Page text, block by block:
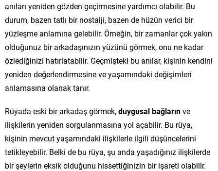
anıları yeniden gözden geçirmesine yardımcı olabilir. Bu
durum, bazen tatlı bir nostalji, bazen de hüzün verici bir
yüzleşme anlamına gelebilir. Örneğin, bir zamanlar çok yakın
olduğunuz bir arkadaşınızın yüzünü görmek, onu ne kadar
özlediğinizi hatırlatabilir. Geçmişteki bu anılar, kişinin kendini
yeniden değerlendirmesine ve yaşamındaki değişimleri
anlamasına olanak tanır.
Rüyada eski bir arkadaş görmek,duygusal bağlarınve
ilişkilerin yeniden sorgulanmasına yol açabilir. Bu rüya,
kişinin mevcut yaşamındaki ilişkilerle ilgili düşüncelerini
tetikleyebilir. Belki de bu rüya, şu anda yaşadığınız ilişkilerde
bir şeylerin eksik olduğunu hissettiğinizin bir işareti olabilir.